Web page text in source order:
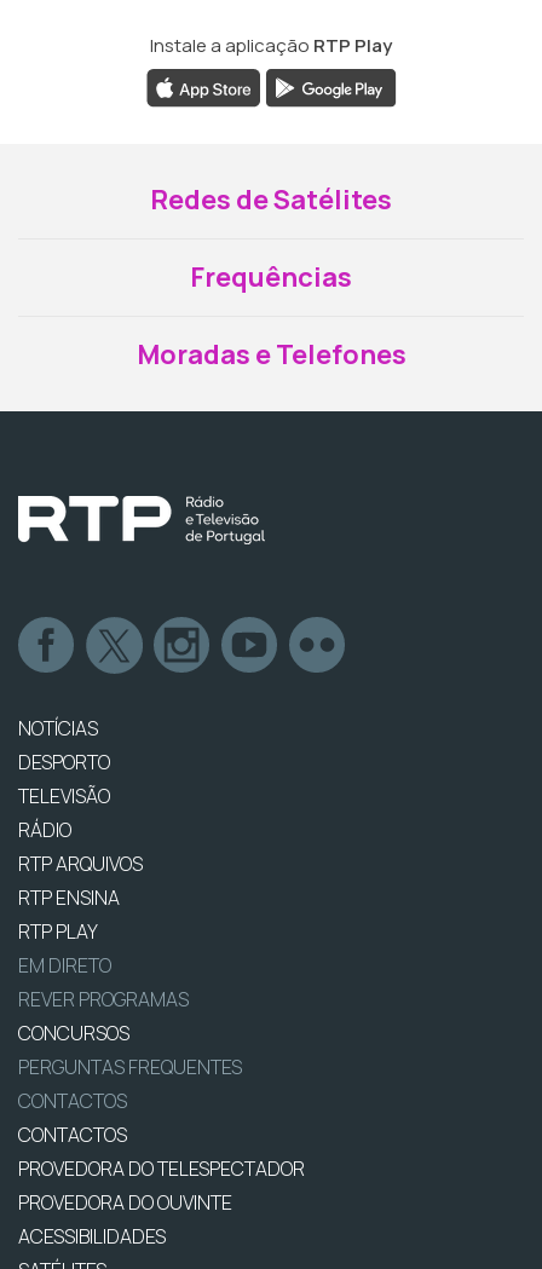
Instale a aplicação RTP Play
Redes de Satélites
Frequências
Moradas e Telefones
NOTÍCIAS
DESPORTO
TELEVISÃO
RÁDIO
RTP ARQUIVOS
RTP ENSINA
RTP PLAY
EM DIRETO
REVER PROGRAMAS
CONCURSOS
PERGUNTAS FREQUENTES
CONTACTOS
CONTACTOS
PROVEDORA DO TELESPECTADOR
PROVEDORA DO OUVINTE
ACESSIBILIDADES